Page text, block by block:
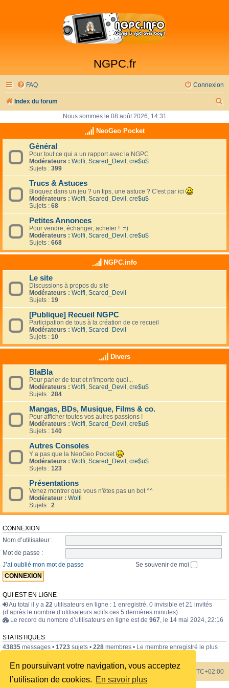
En poursuivant votre navigation, vous acceptez
l’utilisation de cookies. En savoir plus
NGPC.fr
FAQ Connexion
Index du forum
h
Nous sommes le 08 août 2026, 14:31
NeoGeo Pocket
Général
Pour tout ce qui a un rapport avec la NGPC
Modérateurs : Wolfi, Scared_Devil , cre$u$
Sujets : 399
Trucs & Astuces
Bloquez dans un jeu ? un tips, une astuce ? C'est par ici
Modérateurs : Wolfi, Scared_Devil , cre$u$
Sujets : 68
Petites Annonces
Pour vendre, échanger, acheter ! :=)
Modérateurs : Wolfi, Scared_Devil , cre$u$
Sujets : 668
NGPC.info
Le site
Discussions à propos du site
Modérateurs : Wolfi, Scared_Devil
Sujets : 19
[Publique] Recueil NGPC
Participation de tous à la création de ce recueil
Modérateurs : Wolfi, Scared_Devil
Sujets : 10
Divers
BlaBla
Pour parler de tout et n'importe quoi...
Modérateurs : Wolfi, Scared_Devil, cre$u$
Sujets : 284
Mangas, BDs, Musique, Films & co.
Pour afficher toutes vos autres passions !
Modérateurs : Wolfi, Scared_Devil, cre$u$
Sujets : 140
Autres Consoles
Y a pas que la NeoGeo Pocket
Modérateurs : Wolfi, Scared_Devil, cre$u$
Sujets : 123
Présentations
Venez montrer que vous n'êtes pas un bot ^^
Modérateur : Wolfi
Sujets : 2
CONNEXION
Nom d’utilisateur :
Mot de passe :
J’ai oublié mon mot de passe
Se souvenir de moi
QUI EST EN LIGNE
Au total il y a 22 utilisateurs en ligne : 1 enregistré, 0 invisible et 21 invités
(d’après le nombre d’utilisateurs actifs ces 5 dernières minutes)
Le record du nombre d’utilisateurs en ligne est de 967, le 14 mai 2024, 22:16
STATISTIQUES
43835 messages • 1723 sujets • 228 membres • Le membre enregistré le plus
Index du forum Heures au format UTC+02:00